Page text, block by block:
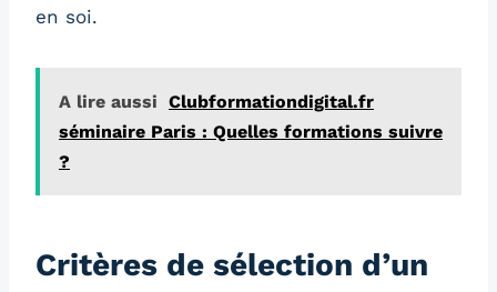
en soi.
A lire aussi Clubformationdigital.fr
séminaire Paris : Quelles formations suivre
?
Critères de sélection d’un